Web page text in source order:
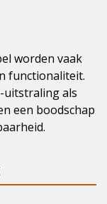
worden vaak
functionaliteit.
uitstraling als
een boodschap